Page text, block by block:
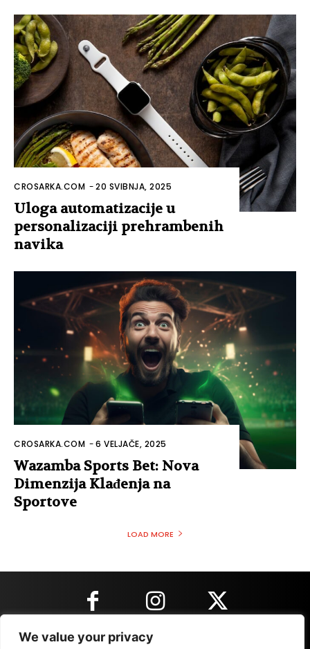
We value your privacy
CROSARKA.COM -20 SVIBNJA, 2025
Uloga automatizacije u
personalizaciji prehrambenih
navika
CROSARKA.COM -6 VELJAČE, 2025
Wazamba Sports Bet: Nova
Dimenzija Klađenja na
Sportove
LOAD MORE